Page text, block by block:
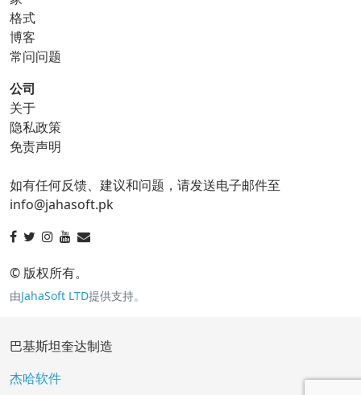
gif 到 tga
ico 转换器
ico 到 bmp
ico 到 gif ico 到 jpg
ico 到 png
ico 到 tga
jpg 到 bmp
格式
博客
常问问题
公司
关于
隐私政策
免责声明
如有任何反馈、建议和问题，请发送电子邮件至
info@jahasoft.pk
© 版权所有。
由JahaSoft LTD提供支持。
巴基斯坦奎达制造
杰哈软件